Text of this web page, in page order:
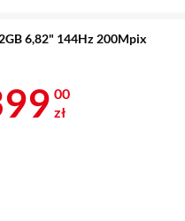
6,82" 144Hz 200Mpix
7 399 zł
00
zł